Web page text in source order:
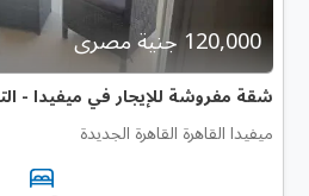
120,000 جنية مصرى
شقة مفروشة للإيجار في ميفيدا -
ميفيدا القاهرة القاهرة الجديدة